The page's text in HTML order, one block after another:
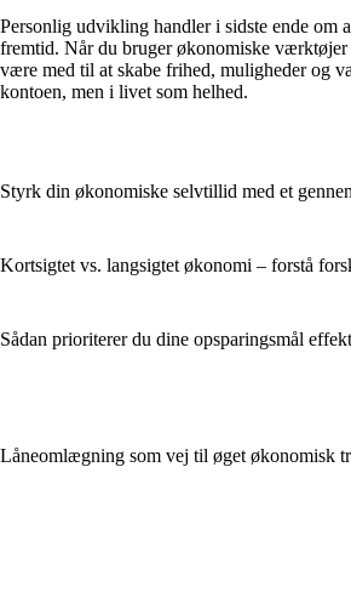
Personlig udvikling handler i sidste ende om
fremtid. Når du bruger økonomiske værktøjer
være med til at skabe frihed, muligheder og
kontoen, men i livet som helhed.
Styrk din økonomiske selvtillid med et
Kortsigtet vs. langsigtet økonomi – forstå
Sådan prioriterer du dine opsparingsmål
Låneomlægning som vej til øget økonomisk